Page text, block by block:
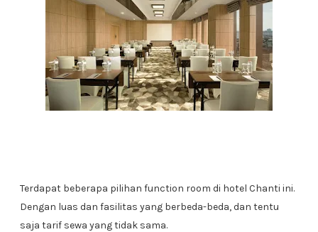
Terdapat beberapa pilihan function room di hotel Chanti ini.
Dengan luas dan fasilitas yang berbeda-beda, dan tentu
saja tarif sewa yang tidak sama.